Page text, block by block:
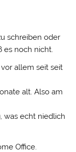
schreiben oder
es noch nicht.
allem seit seit
alt. Also am
was echt niedlich
Office.